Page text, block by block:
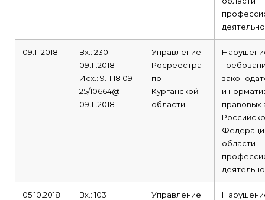
09.11.2018
Вх.: 230
09.11.2018
Исх.: 9.11.18 09-
25/10664@
09.11.2018
Управление
Росреестра
по
Курганской
области
и
правовых
области
05.10.2018
Вх.: 103
Управление